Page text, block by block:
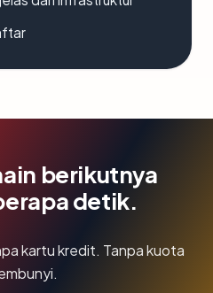
berikutnya
detik.
kartu kredit. Tanpa kuota